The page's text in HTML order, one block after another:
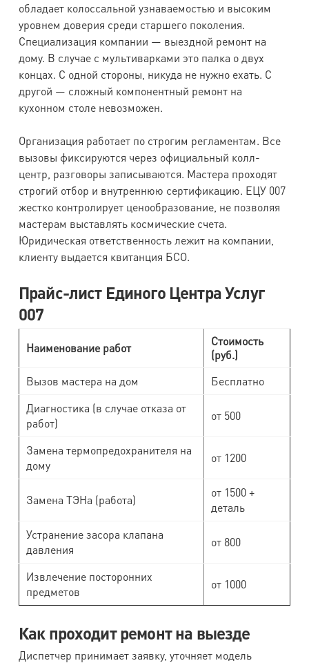
обладает колоссальной узнаваемостью и высоким
уровнем доверия среди старшего поколения.
Специализация компании — выездной ремонт на
дому. В случае с мультиварками это палка о двух
концах. С одной стороны, никуда не нужно ехать. С
другой — сложный компонентный ремонт на
кухонном столе невозможен.
Организация работает по строгим регламентам. Все
вызовы фиксируются через официальный колл-
центр, разговоры записываются. Мастера проходят
строгий отбор и внутреннюю сертификацию. ЕЦУ 007
жестко контролирует ценообразование, не позволяя
мастерам выставлять космические счета.
Юридическая ответственность лежит на компании,
клиенту выдается квитанция БСО.
Прайс-лист Единого Центра Услуг
007
Наименование работ
Стоимость
(руб.)
Вызов мастера на дом
Бесплатно
Диагностика (в случае отказа от
работ)
от 500
Замена термопредохранителя на
дому
от 1200
Замена ТЭНа (работа)
от 1500 +
деталь
Устранение засора клапана
давления
от 800
Извлечение посторонних
предметов
от 1000
Как проходит ремонт на выезде
Диспетчер принимает заявку, уточняет модель